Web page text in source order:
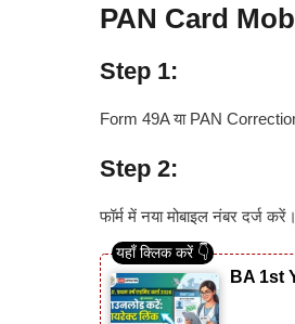
PAN Card
Step 1:
Form 49A या PAN
Step 2:
फॉर्म में नया मोबाइल नंबर दर्ज करें।
BA 1st